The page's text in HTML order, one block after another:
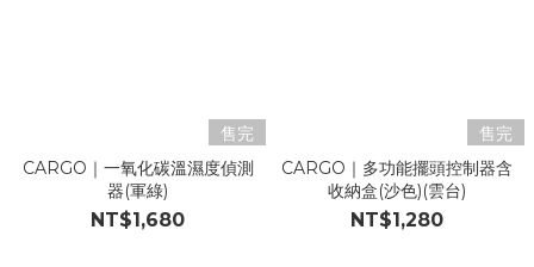
售完
CARGO｜一氧化碳溫濕度偵測
器(軍綠)
NT$1,680
售完
CARGO｜多功能擺頭控制器含
收納盒(沙色)(雲台)
NT$1,280